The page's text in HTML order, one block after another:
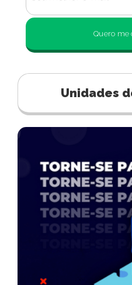
Quero me
Unidades